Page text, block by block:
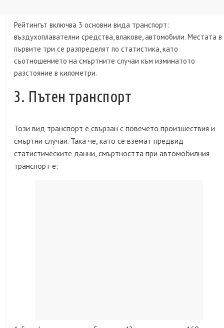
Рейтингът включва 3 основни вида транспорт:
въздухоплавателни средства, влакове, автомобили. Местата в
първите три се разпределят по статистика, като
съотношението на смъртните случаи към изминатото
разстояние в километри.
3. Пътен транспорт
Този вид транспорт е свързан с повечето произшествия и
смъртни случаи. Така че, като се вземат предвид
статистическите данни, смъртността при автомобилния
транспорт е: